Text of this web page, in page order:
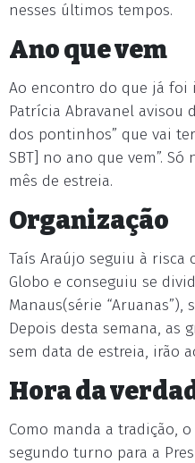
nesses últimos tempos.
Ano que vem
Ao encontro do que já foi
Patrícia Abravanel avisou
dos pontinhos” que vai
SBT] no ano que vem”.
mês de estreia.
Organização
Taís Araújo seguiu à
Globo e conseguiu se
Manaus(série “Aruanas”),
Depois desta semana, as
sem data de estreia, irão
Hora da
Como manda a tradição,
segundo turno para a